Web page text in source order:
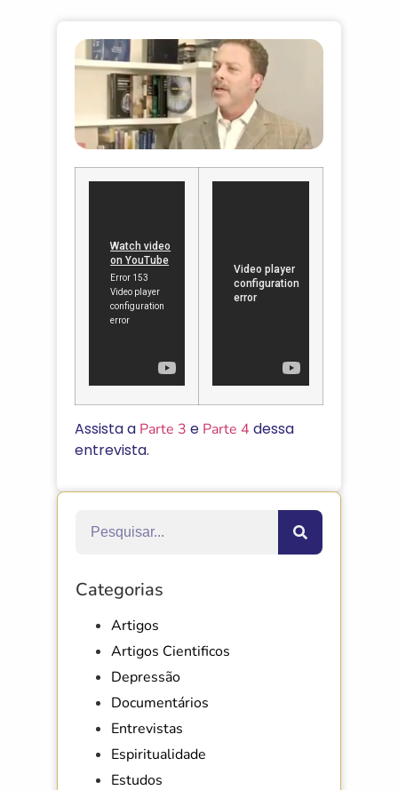
Assista a Parte 3 e Parte 4 dessa
entrevista.
Categorias
Artigos
Artigos Cientificos
Depressão
Documentários
Entrevistas
Espiritualidade
Estudos